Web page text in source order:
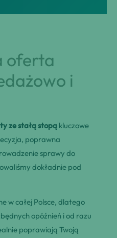
oferta
i
ze stałą stopą kluczowe
poprawna
sprawy do
dokładnie pod
w całej Polsce, dlatego
opóźnień i od razu
poprawiają Twoją